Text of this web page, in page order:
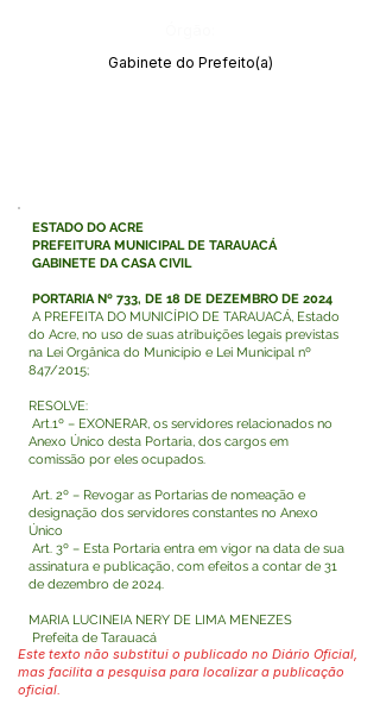
Gabinete do Prefeito(a)
ESTADO DO ACRE
PREFEITURA MUNICIPAL DE TARAUACÁ
GABINETE DA CASA CIVIL
PORTARIA Nº 733, DE 18 DE DEZEMBRO DE 2024
A PREFEITA DO MUNICÍPIO DE TARAUACÁ, Estado
do Acre, no uso de suas atribuições legais previstas
na Lei Orgânica do Município e Lei Municipal nº
847/2015;
RESOLVE:
Art.1º – EXONERAR, os servidores relacionados no
Anexo Único desta Portaria, dos cargos em
comissão por eles ocupados.
Art. 2º – Revogar as Portarias de nomeação e
designação dos servidores constantes no Anexo
Único
Art. 3º – Esta Portaria entra em vigor na data de sua
assinatura e publicação, com efeitos a contar de 31
de dezembro de 2024.
MARIA LUCINEIA NERY DE LIMA MENEZES
Prefeita de Tarauacá
Este texto não substitui o publicado no Diário Oficial,
mas facilita a pesquisa para localizar a publicação
oficial.